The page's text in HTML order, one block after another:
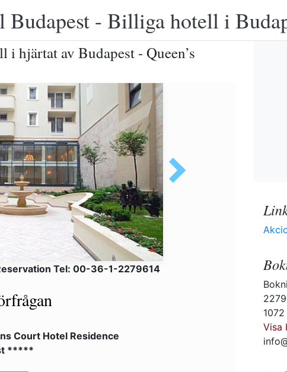
- Billiga hotell i
i hjärtat av Budapest - Queen’s
Tel: 00-36-1-2279614
Court Hotel Residence
*****
Visa